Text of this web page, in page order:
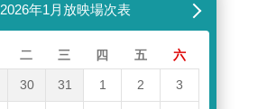
2026年1月放映場次表下個月
二 三 四 五 六
30 31 1 2 3